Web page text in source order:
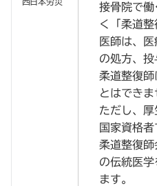
接骨院で働
く「柔道整
医師は、
の処方、投
柔道整復師
とはできま
ただし、
国家資格
柔道整復師
の伝統医
ます。